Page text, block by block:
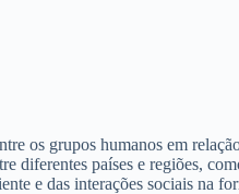
os grupos humanos em
diferentes países e regiões,
e das interações sociais na